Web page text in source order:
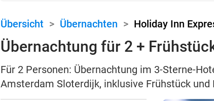
Übersicht > Übernachten > Holiday Inn
Übernachtung für 2 +
Für 2 Personen: Übernachtung im 3-Sterne-
Amsterdam Sloterdijk, inklusive Frühstück und